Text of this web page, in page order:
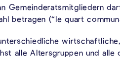
Gemeinderatsmitgliedern
betragen (“le quart
alle Altersgruppen und alle